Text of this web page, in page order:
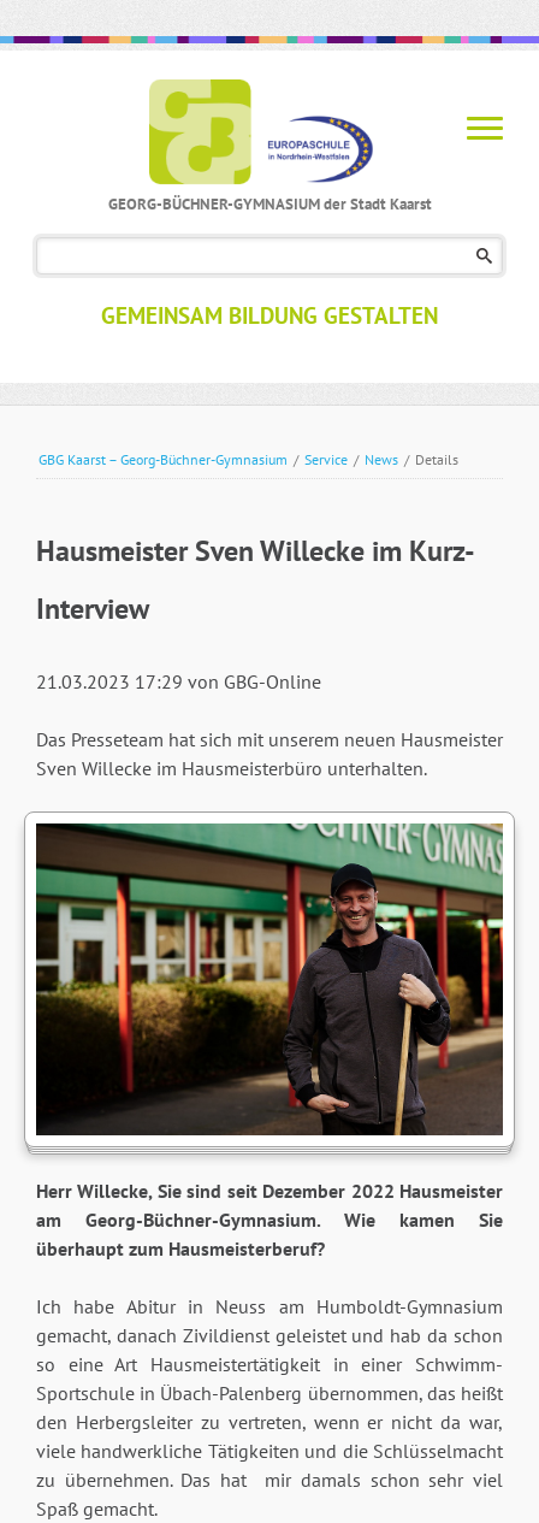
GEORG-BÜCHNER-GYMNASIUM der Stadt Kaarst
GEMEINSAM BILDUNG GESTALTEN
GBG Kaarst – Georg-Büchner-Gymnasium / Service / News / Details
Hausmeister Sven Willecke im Kurz-
Interview
21.03.2023 17:29 von GBG-Online
Das Presseteam hat sich mit unserem neuen Hausmeister
Sven Willecke im Hausmeisterbüro unterhalten.
Herr Willecke, Sie sind seit Dezember 2022 Hausmeister
am Georg-Büchner-Gymnasium. Wie kamen Sie
überhaupt zum Hausmeisterberuf?
Ich habe Abitur in Neuss am Humboldt-Gymnasium
gemacht, danach Zivildienst geleistet und hab da schon
so eine Art Hausmeistertätigkeit in einer Schwimm-
Sportschule in Übach-Palenberg übernommen, das heißt
den Herbergsleiter zu vertreten, wenn er nicht da war,
viele handwerkliche Tätigkeiten und die Schlüsselmacht
zu übernehmen. Das hat mir damals schon sehr viel
Spaß gemacht.